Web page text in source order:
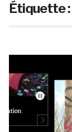
Étiquette :